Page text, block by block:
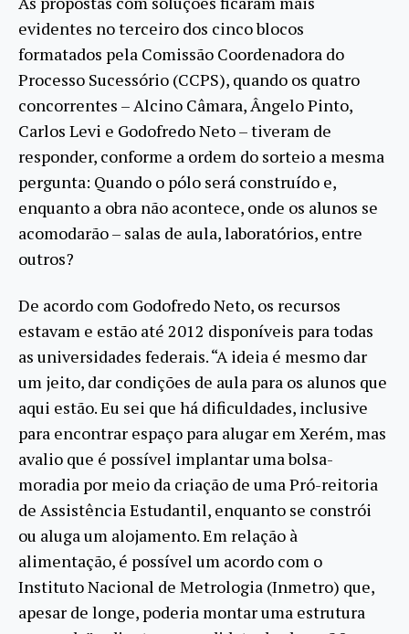
evidentes no terceiro dos cinco blocos
formatados pela Comissão Coordenadora do
Processo Sucessório (CCPS), quando os quatro
concorrentes – Alcino Câmara, Ângelo Pinto,
Carlos Levi e Godofredo Neto – tiveram de
responder, conforme a ordem do sorteio a mesma
pergunta: Quando o pólo será construído e,
enquanto a obra não acontece, onde os alunos se
acomodarão – salas de aula, laboratórios, entre
outros?
De acordo com Godofredo Neto, os recursos
estavam e estão até 2012 disponíveis para todas
as universidades federais. “A ideia é mesmo dar
um jeito, dar condições de aula para os alunos que
aqui estão. Eu sei que há dificuldades, inclusive
para encontrar espaço para alugar em Xerém, mas
avalio que é possível implantar uma bolsa-
moradia por meio da criação de uma Pró-reitoria
de Assistência Estudantil, enquanto se constrói
ou aluga um alojamento. Em relação à
alimentação, é possível um acordo com o
Instituto Nacional de Metrologia (Inmetro) que,
apesar de longe, poderia montar uma estrutura